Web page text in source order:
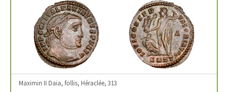
Maximin II Daia, follis, Héraclée, 313